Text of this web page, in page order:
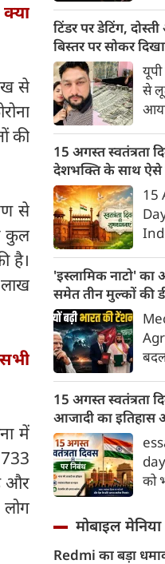
से
की
से
कुल
है।
लाख
में
और
एक
के
है।
टिंडर पर डेटिंग,
बिस्तर पर सोकर
करोड़ रुपए
से
को
15 अगस्त स्वतंत्रता
देशभक्ति के साथ ऐसे
15
यह
अंदर
'इस्लामिक नाटो'
समेत तीन मुल्कों की
15 अगस्त स्वतंत्रता
आजादी का इतिहास
को
दिन
के
मोबाइल मेनिया
Redmi का बड़ा